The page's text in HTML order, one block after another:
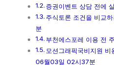
증권이벤트 상담 전에
주식토론 조건을 비교
분
부천에스포레 이용 전
모션그래픽국비지원
06월03일 02시37분